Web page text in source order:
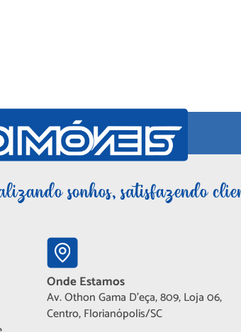
Onde Estamos
Av. Othon Gama D'eça, 809, Loja 06,
Centro, Florianópolis/SC